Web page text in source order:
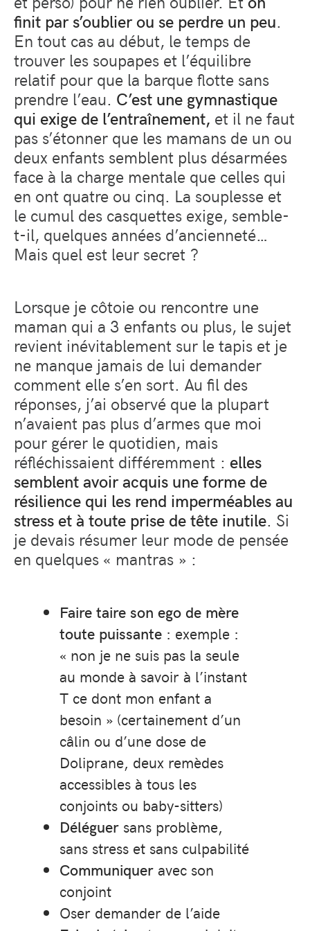
finit par s’oublier ou se perdre un peu.
En tout cas au début, le temps de
trouver les soupapes et l’équilibre
relatif pour que la barque flotte sans
prendre l’eau. C’est une gymnastique
qui exige de l’entraînement, et il ne faut
pas s’étonner que les mamans de un ou
deux enfants semblent plus désarmées
face à la charge mentale que celles qui
en ont quatre ou cinq. La souplesse et
le cumul des casquettes exige, semble-
t-il, quelques années d’ancienneté…
Mais quel est leur secret ?
Lorsque je côtoie ou rencontre une
maman qui a 3 enfants ou plus, le sujet
revient inévitablement sur le tapis et je
ne manque jamais de lui demander
comment elle s’en sort. Au fil des
réponses, j’ai observé que la plupart
n’avaient pas plus d’armes que moi
pour gérer le quotidien, mais
réfléchissaient différemment : elles
semblent avoir acquis une forme de
résilience qui les rend imperméables au
stress et à toute prise de tête inutile. Si
je devais résumer leur mode de pensée
en quelques « mantras » :
Faire taire son ego de mère
toute puissante: exemple :
« non je ne suis pas la seule
au monde à savoir à l’instant
T ce dont mon enfant a
besoin » (certainement d’un
câlin ou d’une dose de
Doliprane, deux remèdes
accessibles à tous les
conjoints ou baby-sitters)
Déléguersans problème,
sans stress et sans culpabilité
Communiqueravec son
conjoint
Oser demander de l’aide